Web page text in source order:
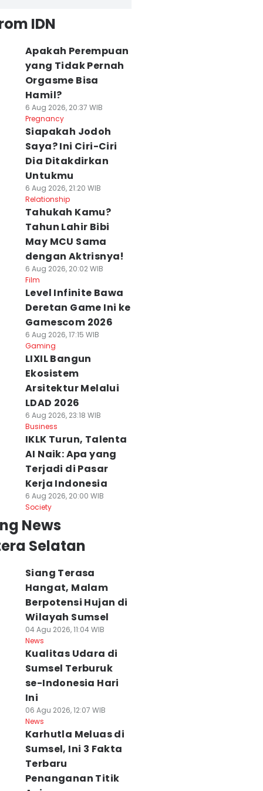
IDN
Apakah Perempuan
yang Tidak Pernah
Orgasme Bisa
Hamil?
6 Aug 2026, 20:37 WIB
Pregnancy
Siapakah Jodoh
Saya? Ini Ciri-Ciri
Dia Ditakdirkan
Untukmu
6 Aug 2026, 21:20 WIB
Relationship
Tahukah Kamu?
Tahun Lahir Bibi
May MCU Sama
dengan Aktrisnya!
6 Aug 2026, 20:02 WIB
Film
Level Infinite Bawa
Deretan Game Ini ke
Gamescom 2026
6 Aug 2026, 17:15 WIB
Gaming
LIXIL Bangun
Ekosistem
Arsitektur Melalui
LDAD 2026
6 Aug 2026, 23:18 WIB
Business
IKLK Turun, Talenta
AI Naik: Apa yang
Terjadi di Pasar
Kerja Indonesia
6 Aug 2026, 20:00 WIB
Society
News
Selatan
Siang Terasa
Hangat, Malam
Berpotensi Hujan di
Wilayah Sumsel
04 Agu 2026, 11:04 WIB
News
Kualitas Udara di
Sumsel Terburuk
se-Indonesia Hari
Ini
06 Agu 2026, 12:07 WIB
News
Karhutla Meluas di
Sumsel, Ini 3 Fakta
Terbaru
Penanganan Titik